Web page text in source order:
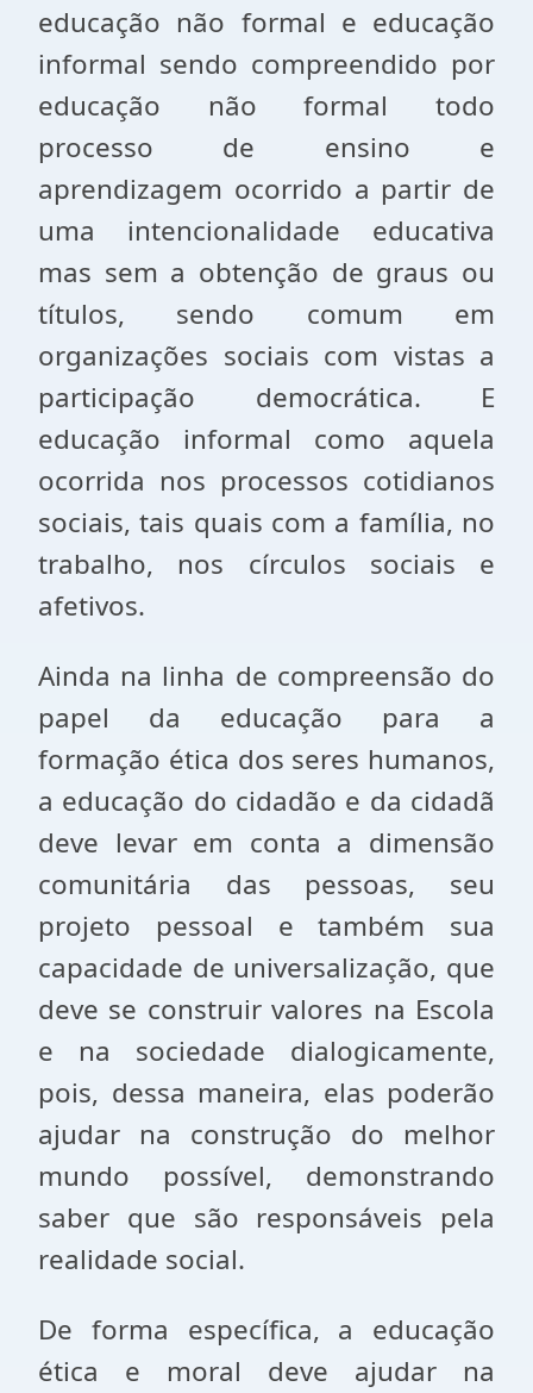
educação não formal e educação
informal sendo compreendido por
educação não formal todo
processo de ensino e
aprendizagem ocorrido a partir de
uma intencionalidade educativa
mas sem a obtenção de graus ou
títulos, sendo comum em
organizações sociais com vistas a
participação democrática. E
educação informal como aquela
ocorrida nos processos cotidianos
sociais, tais quais com a família, no
trabalho, nos círculos sociais e
afetivos.
Ainda na linha de compreensão do
papel da educação para a
formação ética dos seres humanos,
a educação do cidadão e da cidadã
deve levar em conta a dimensão
comunitária das pessoas, seu
projeto pessoal e também sua
capacidade de universalização, que
deve se construir valores na Escola
e na sociedade dialogicamente,
pois, dessa maneira, elas poderão
ajudar na construção do melhor
mundo possível, demonstrando
saber que são responsáveis pela
realidade social.
De forma específica, a educação
ética e moral deve ajudar na